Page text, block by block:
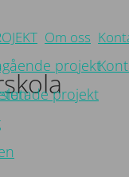
projekt
projekt
Om oss